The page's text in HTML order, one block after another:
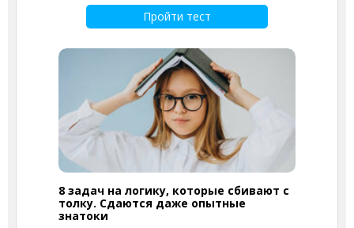
Пройти тест
8 задач на логику, которые сбивают с
толку. Сдаются даже опытные
знатоки